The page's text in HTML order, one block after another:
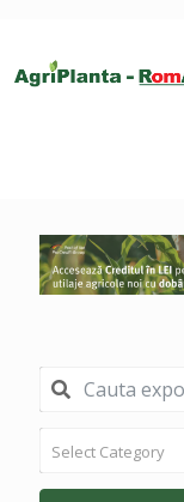
Select Category